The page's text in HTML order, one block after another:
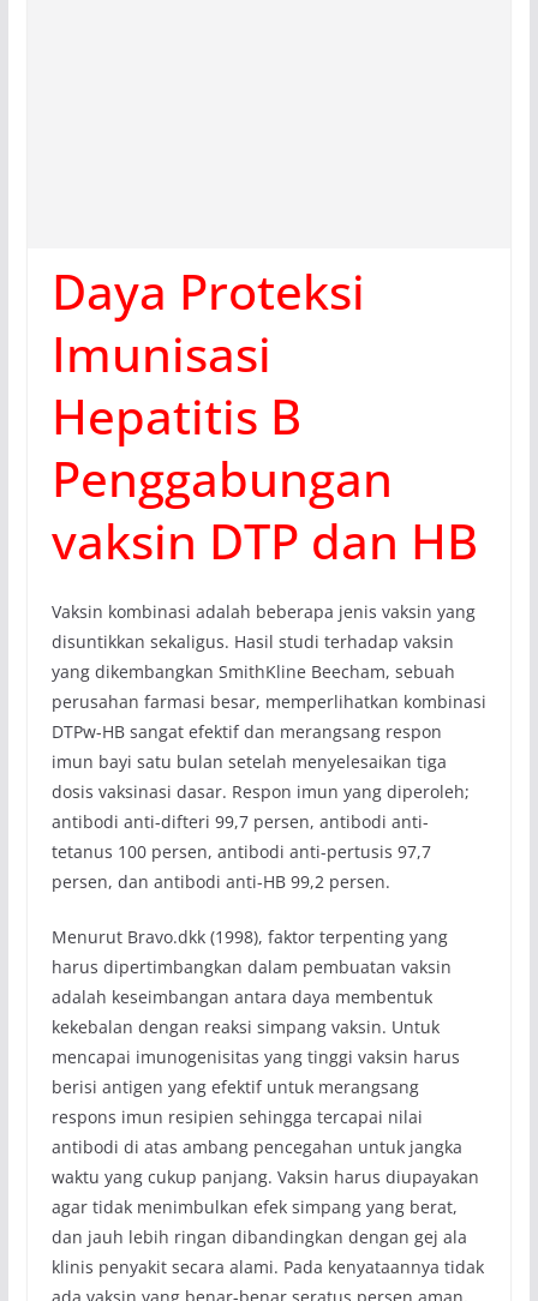
Daya Proteksi
Imunisasi
Hepatitis B
Penggabungan
vaksin DTP dan HB
Vaksin kombinasi adalah beberapa jenis vaksin yang
disuntikkan sekaligus. Hasil studi terhadap vaksin
yang dikembangkan SmithKline Beecham, sebuah
perusahan farmasi besar, memperlihatkan kombinasi
DTPw-HB sangat efektif dan merangsang respon
imun bayi satu bulan setelah menyelesaikan tiga
dosis vaksinasi dasar. Respon imun yang diperoleh;
antibodi anti-difteri 99,7 persen, antibodi anti-
tetanus 100 persen, antibodi anti-pertusis 97,7
persen, dan antibodi anti-HB 99,2 persen.
Menurut Bravo.dkk (1998), faktor terpenting yang
harus dipertimbangkan dalam pembuatan vaksin
adalah keseimbangan antara daya membentuk
kekebalan dengan reaksi simpang vaksin. Untuk
mencapai imunogenisitas yang tinggi vaksin harus
berisi antigen yang efektif untuk merangsang
respons imun resipien sehingga tercapai nilai
antibodi di atas ambang pencegahan untuk jangka
waktu yang cukup panjang. Vaksin harus diupayakan
agar tidak menimbulkan efek simpang yang berat,
dan jauh lebih ringan dibandingkan dengan gej ala
klinis penyakit secara alami. Pada kenyataannya tidak